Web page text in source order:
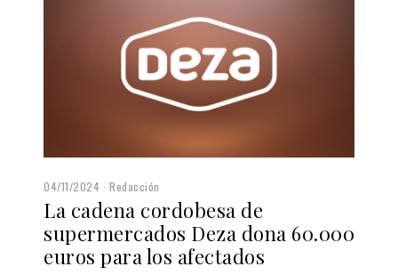
04/11/2024 Redacción
La cadena cordobesa de
supermercados Deza dona 60.000
euros para los afectados